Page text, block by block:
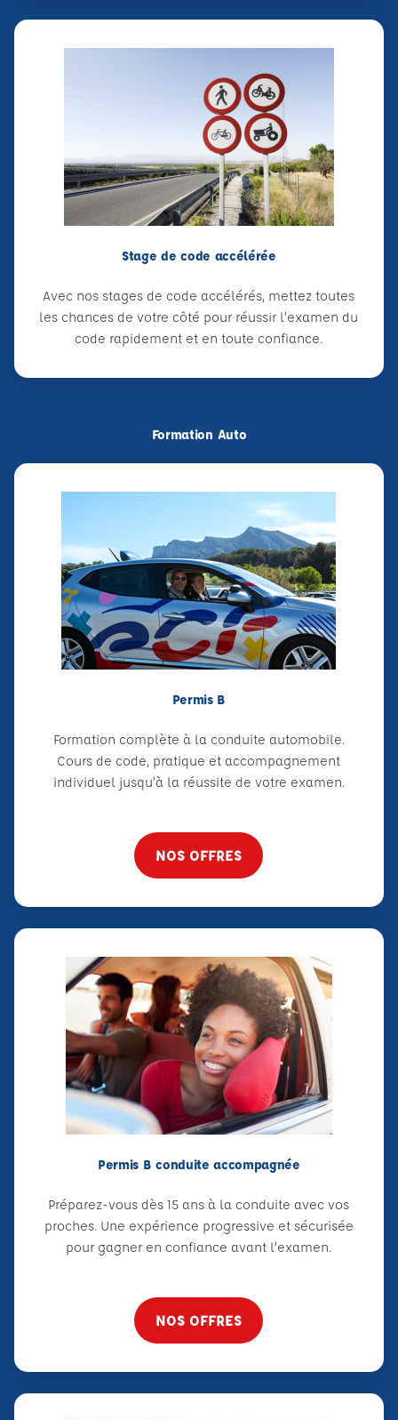
Stage de code accélérée
Avec nos stages de code accélérés, mettez toutes
les chances de votre côté pour réussir l’examen du
code rapidement et en toute confiance.
Formation Auto
Permis B
Formation complète à la conduite automobile.
Cours de code, pratique et accompagnement
individuel jusqu’à la réussite de votre examen.
NOS OFFRES
Permis B conduite accompagnée
Préparez-vous dès 15 ans à la conduite avec vos
proches. Une expérience progressive et sécurisée
pour gagner en confiance avant l’examen.
NOS OFFRES